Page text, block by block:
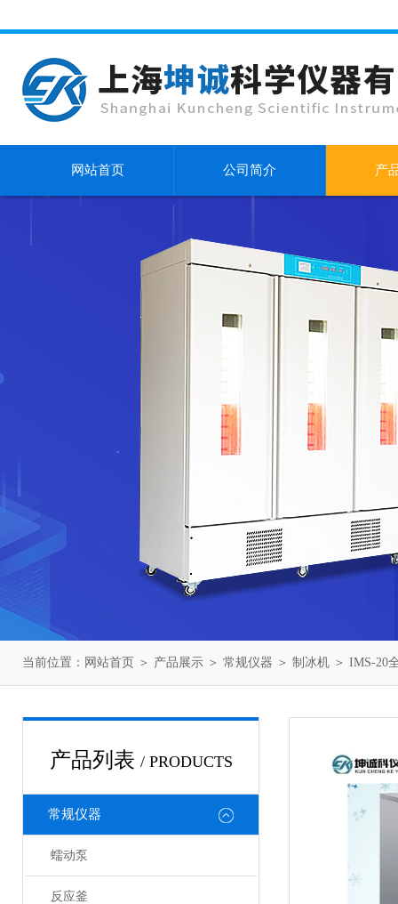
网站首页 公司简介 产
当前位置： 网站首页 ＞ 产品展示 ＞ 常规仪器 ＞ 制冰机 ＞ IMS-20
产品列表 / PRODUCTS
常规仪器
蠕动泵
反应釜